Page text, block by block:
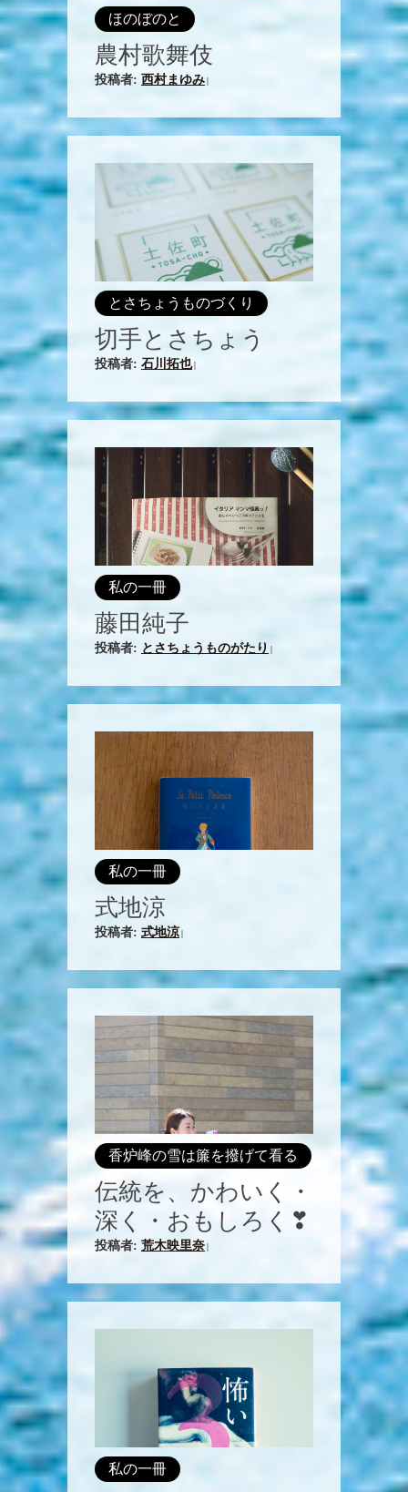
ほのぼのと
農村歌舞伎
投稿者: 西村まゆみ
とさちょうものづくり
切手とさちょう
投稿者: 石川拓也|
私の一冊
藤田純子
投稿者: とさちょうものがたり
私の一冊
式地涼
投稿者: 式地涼
香炉峰の雪は簾を撥げて看る
伝統を、かわいく・
深く・おもしろく❣
投稿者: 荒木映里奈
私の一冊